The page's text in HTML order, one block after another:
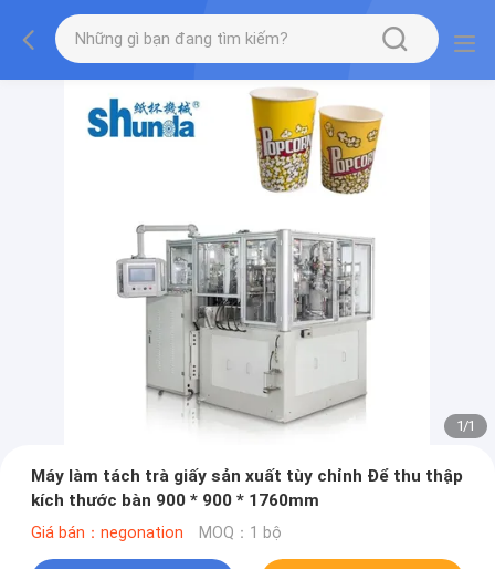
1/1
Máy làm tách trà giấy sản xuất tùy chỉnh Để thu thập
kích thước bàn 900 * 900 * 1760mm
Giá bán：negonation MOQ：1 bộ